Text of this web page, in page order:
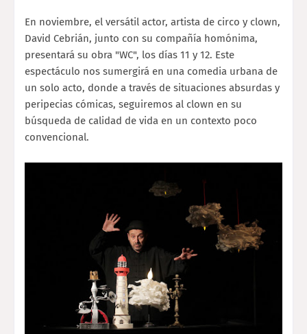
En noviembre, el versátil actor, artista de circo y clown,
David Cebrián, junto con su compañía homónima,
presentará su obra "WC", los días 11 y 12. Este
espectáculo nos sumergirá en una comedia urbana de
un solo acto, donde a través de situaciones absurdas y
peripecias cómicas, seguiremos al clown en su
búsqueda de calidad de vida en un contexto poco
convencional.